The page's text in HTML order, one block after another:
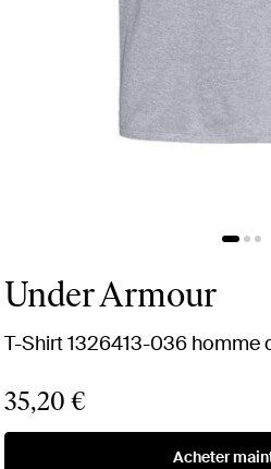
Under Armour
T-Shirt 1326413-036 homme
35,20 €
Acheter